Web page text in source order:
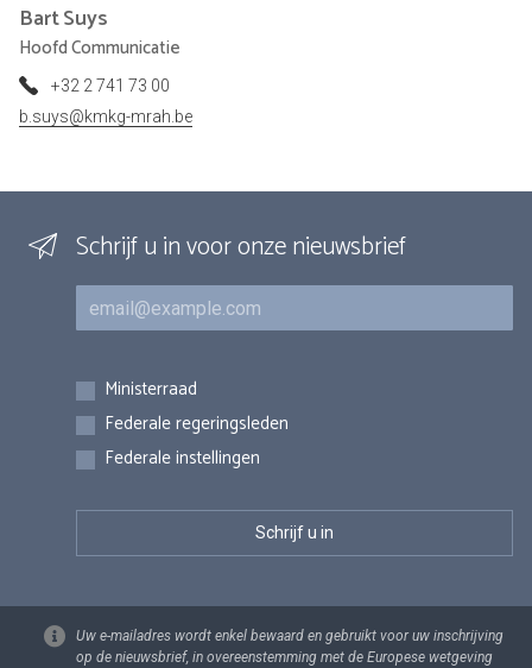
BartSuys
Hoofd Communicatie
+32 2 741 73 00
b.suys@kmkg-mrah.be
Schrijf u in voor onze nieuwsbrief
E-mail
Inschrijvingen
Ministerraad
Federale regeringsleden
Federale instellingen
Uw e-mailadres wordt enkel bewaard en gebruikt voor uw inschrijving
op de nieuwsbrief, in overeenstemming met de Europese wetgeving